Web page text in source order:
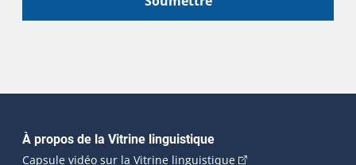
Navigation principale
À propos de la Vitrine linguistique
Capsule vidéo sur la Vitrine linguistique(Cet hyperlien